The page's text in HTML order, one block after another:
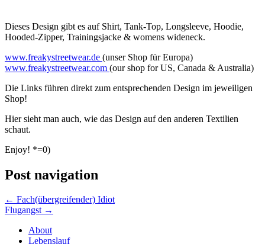
Dieses Design gibt es auf Shirt, Tank-Top, Longsleeve, Hoodie,
Hooded-Zipper, Trainingsjacke & womens wideneck.
www.freakystreetwear.de (unser Shop für Europa)
www.freakystreetwear.com (our shop for US, Canada & Australia)
Die Links führen direkt zum entsprechenden Design im jeweiligen
Shop!
Hier sieht man auch, wie das Design auf den anderen Textilien
schaut.
Enjoy! *=0)
Post navigation
← Fach(übergreifender) Idiot
Flugangst →
About
Lebenslauf